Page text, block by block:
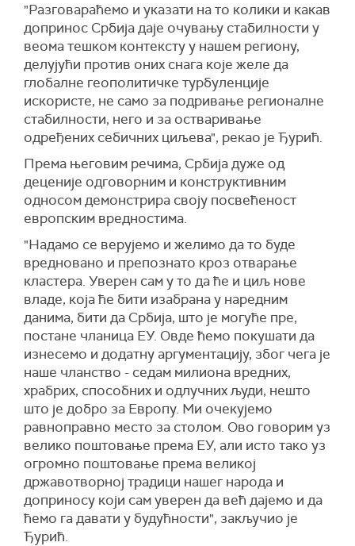
"Разговараћемо и указати на то колики и какав
допринос Србија даје очувању стабилности у
веома тешком контексту у нашем региону,
делујући против оних снага које желе да
глобалне геополитичке турбуленције
искористе, не само за подривање регионалне
стабилности, него и за остваривање
одређених себичних циљева", рекао је Ђурић.
Према његовим речима, Србија дуже од
деценије одговорним и конструктивним
односом демонстрира своју посвећеност
европским вредностима.
"Надамо се верујемо и желимо да то буде
вредновано и препознато кроз отварање
кластера. Увeрен сам у то да ће и циљ нове
владе, која ће бити изабрана у наредним
данима, бити да Србија, што је могуће пре,
постане чланица ЕУ. Овде ћемо покушати да
изнесемо и додатну аргументацију, због чега је
наше чланство - седам милиона вредних,
храбрих, способних и одлучних људи, нешто
што је добро за Европу. Ми очекујемо
равноправно место за столом. Ово говорим уз
велико поштовање према ЕУ, али исто тако уз
огромно поштовање према великој
државотворној традици нашег народа и
доприносу који сам уверен да већ дајемо и да
ћемо га давати у будућности", закључио је
Ђурић.